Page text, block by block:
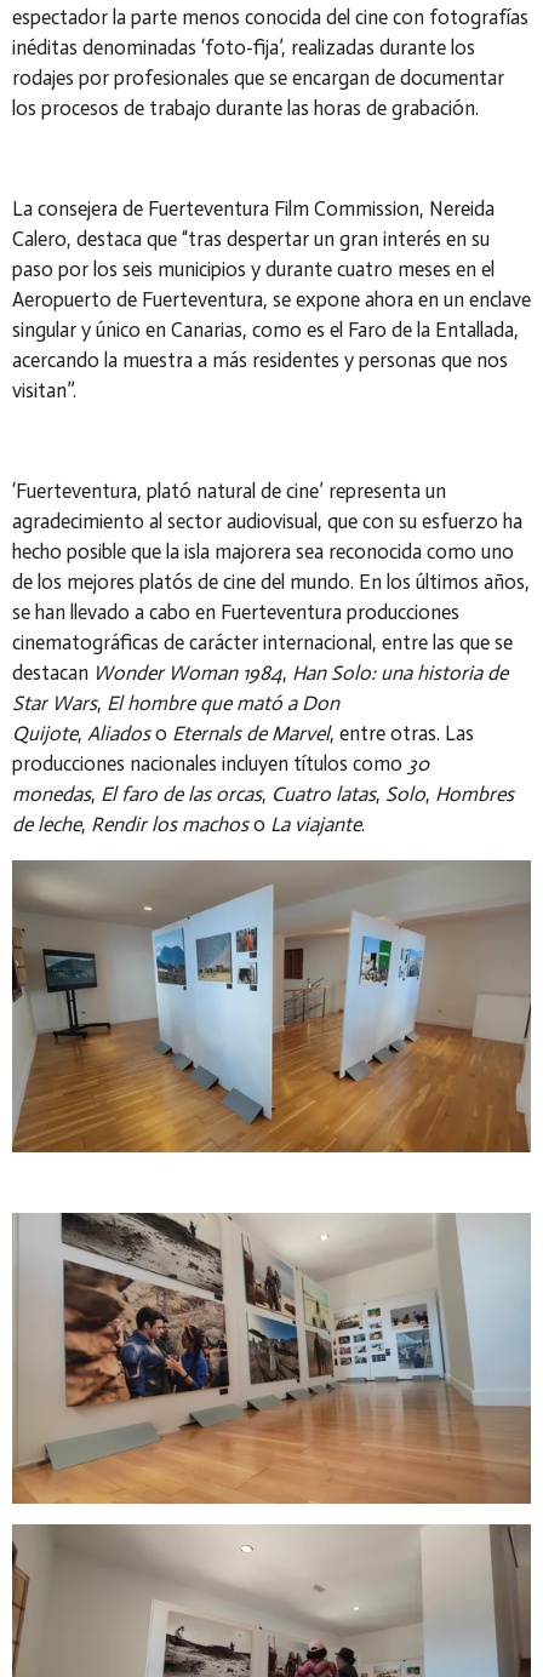
espectador la parte menos conocida del cine con fotografías
inéditas denominadas ‘foto-fija’, realizadas durante los
rodajes por profesionales que se encargan de documentar
los procesos de trabajo durante las horas de grabación.
La consejera de Fuerteventura Film Commission, Nereida
Calero, destaca que “tras despertar un gran interés en su
paso por los seis municipios y durante cuatro meses en el
Aeropuerto de Fuerteventura, se expone ahora en un enclave
singular y único en Canarias, como es el Faro de la Entallada,
acercando la muestra a más residentes y personas que nos
visitan”.
‘Fuerteventura, plató natural de cine’ representa un
agradecimiento al sector audiovisual, que con su esfuerzo ha
hecho posible que la isla majorera sea reconocida como uno
de los mejores platós de cine del mundo. En los últimos años,
se han llevado a cabo en Fuerteventura producciones
cinematográficas de carácter internacional, entre las que se
destacan Wonder Woman 1984, Han Solo: una historia de
Star Wars, El hombre que mató a Don
Quijote, Aliados o Eternals de Marvel, entre otras. Las
producciones nacionales incluyen títulos como 30
monedas, El faro de las orcas, Cuatro latas, Solo, Hombres
de leche, Rendir los machos o La viajante.